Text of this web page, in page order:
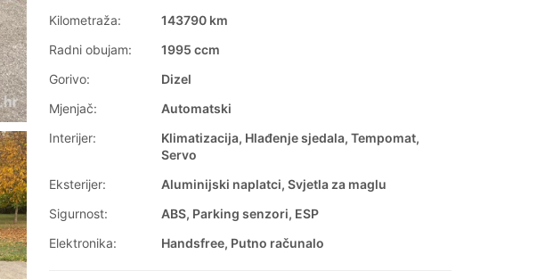
Kilometraža:
143790 km
Radni obujam:
1995 ccm
Gorivo:
Dizel
Mjenjač:
Automatski
Interijer:
Klimatizacija, Hlađenje sjedala, Tempomat,
Servo
Eksterijer:
Aluminijski naplatci, Svjetla za maglu
Sigurnost:
ABS, Parking senzori, ESP
Elektronika:
Handsfree, Putno računalo